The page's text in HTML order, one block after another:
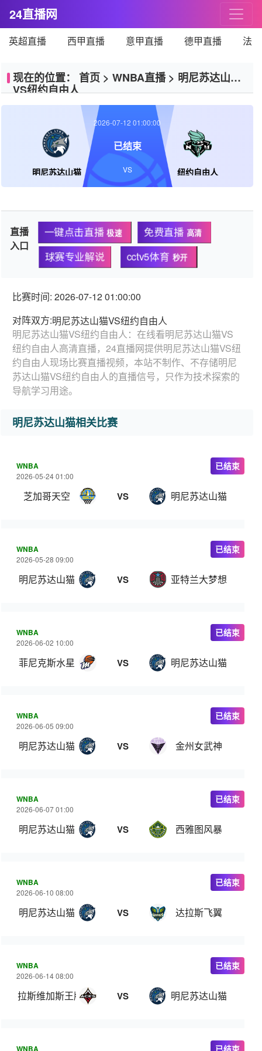
24直播网
英超直播 西甲直播 意甲直播 德甲直播 法
现在的位置： 首页 > WNBA直播> 明尼苏达山猫
VS纽约自由人
明尼苏达山猫 纽约自由人
2026-07-12 01:00:00
已结束
VS
直播
入口
一键点击直播 极速 免费直播 高清
球赛专业解说 cctv5体育 秒开
比赛时间: 2026-07-12 01:00:00
对阵双方:明尼苏达山猫VS纽约自由人
明尼苏达山猫VS纽约自由人：在线看明尼苏达山猫VS
纽约自由人高清直播，24直播网提供明尼苏达山猫VS纽
约自由人现场比赛直播视频，本站不制作、不存储明尼
苏达山猫VS纽约自由人的直播信号，只作为技术探索的
导航学习用途。
明尼苏达山猫相关比赛
WNBA
2026-05-24 01:00
芝加哥天空 VS 明尼苏达山猫
已结束
WNBA
2026-05-28 09:00
明尼苏达山猫 VS 亚特兰大梦想
已结束
WNBA
2026-06-02 10:00
菲尼克斯水星 VS 明尼苏达山猫
已结束
WNBA
2026-06-05 09:00
明尼苏达山猫 VS 金州女武神
已结束
WNBA
2026-06-07 01:00
明尼苏达山猫 VS 西雅图风暴
已结束
WNBA
2026-06-10 08:00
明尼苏达山猫 VS 达拉斯飞翼
已结束
WNBA
2026-06-14 08:00
拉斯维加斯王牌 VS 明尼苏达山猫
已结束
WNBA